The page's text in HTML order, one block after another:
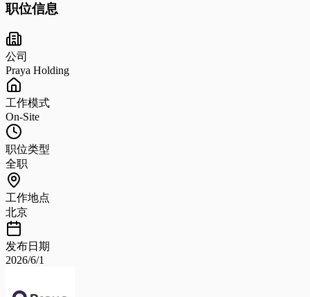
职位信息
公司
Praya Holding
工作模式
On-Site
职位类型
全职
工作地点
北京
发布日期
2026/6/1